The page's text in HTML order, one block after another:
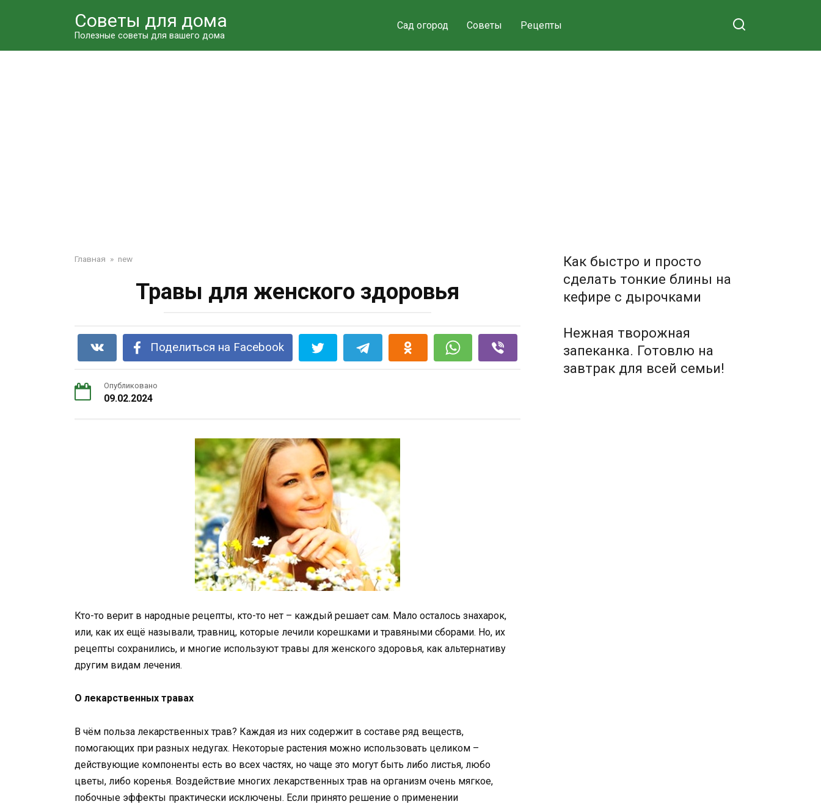
Советы для дома
Полезные советы для вашего дома
Сад огород Советы Рецепты
Главная » new
Травы для женского здоровья
Поделиться на Facebook
Опубликовано
09.02.2024
Кто-то верит в народные рецепты, кто-то нет – каждый решает сам. Мало осталось знахарок,
или, как их ещё называли, травниц, которые лечили корешками и травяными сборами. Но, их
рецепты сохранились, и многие используют травы для женского здоровья, как альтернативу
другим видам лечения.
О лекарственных травах
В чём польза лекарственных трав? Каждая из них содержит в составе ряд веществ,
помогающих при разных недугах. Некоторые растения можно использовать целиком –
действующие компоненты есть во всех частях, но чаще это могут быть либо листья, любо
цветы, либо коренья. Воздействие многих лекарственных трав на организм очень мягкое,
побочные эффекты практически исключены. Если принято решение о применении
Как быстро и просто
сделать тонкие блины на
кефире с дырочками
Нежная творожная
запеканка. Готовлю на
завтрак для всей семьи!